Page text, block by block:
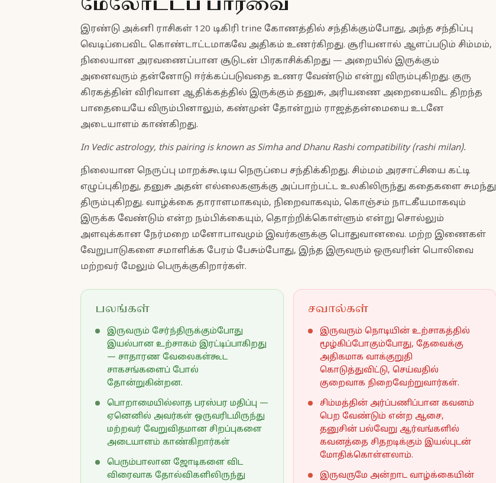
மேலோட்டப் பார்வை
இரண்டு அக்னி ராசிகள் 120 டிகிரி trine கோணத்தில் சந்திக்கும்போது, அந்த சந்திப்பு
வெடிப்பைவிட கொண்டாட்டமாகவே அதிகம் உணர்கிறது. சூரியனால் ஆளப்படும் சிம்மம்,
நிலையான அரவணைப்பான சூடுடன் பிரகாசிக்கிறது — அறையில் இருக்கும்
அனைவரும் தன்னோடு ஈர்க்கப்படுவதை உணர வேண்டும் என்று விரும்புகிறது. குரு
கிரகத்தின் விரிவான ஆதிக்கத்தில் இருக்கும் தனுசு, அரியணை அறையைவிட திறந்த
பாதையையே விரும்பினாலும், கண்முன் தோன்றும் ராஜத்தன்மையை உடனே
அடையாளம் காண்கிறது.
In Vedic astrology, this pairing is known as Simha and Dhanu Rashi compatibility (rashi milan).
நிலையான நெருப்பு மாறக்கூடிய நெருப்பை சந்திக்கிறது. சிம்மம் அரசாட்சியை கட்டி
எழுப்புகிறது, தனுசு அதன் எல்லைகளுக்கு அப்பாற்பட்ட உலகிலிருந்து கதைகளை சுமந்து
திரும்புகிறது. வாழ்க்கை தாராளமாகவும், நிறைவாகவும், கொஞ்சம் நாடகீயமாகவும்
இருக்க வேண்டும் என்ற நம்பிக்கையும், தொற்றிக்கொள்ளும் என்று சொல்லும்
அளவுக்கான நேர்மறை மனோபாவமும் இவர்களுக்கு பொதுவானவை. மற்ற இணைகள்
வேறுபாடுகளை சமாளிக்க பேரம் பேசும்போது, இந்த இருவரும் ஒருவரின் பொலிவை
மற்றவர் மேலும் பெருக்குகிறார்கள்.
பலங்கள்
இருவரும் சேர்ந்திருக்கும்போது
இயல்பான உற்சாகம் இரட்டிப்பாகிறது
— சாதாரண வேலைகள்கூட
சாகசங்களைப் போல்
தோன்றுகின்றன.
பொறாமையில்லாத பரஸ்பர மதிப்பு —
ஏனெனில் அவர்கள் ஒருவரிடமிருந்து
மற்றவர் வேறுவிதமான சிறப்புகளை
அடையாளம் காண்கிறார்கள்
பெரும்பாலான ஜோடிகளை விட
விரைவாக தோல்விகளிலிருந்து
சவால்கள்
இருவரும் நொடியின் உற்சாகத்தில்
மூழ்கிப்போகும்போது, தேவைக்கு
அதிகமாக வாக்குறுதி
கொடுத்துவிட்டு, செய்வதில்
குறைவாக நிறைவேற்றுவார்கள்.
சிம்மத்தின் அர்ப்பணிப்பான கவனம்
பெற வேண்டும் என்ற ஆசை,
தனுசின் பல்வேறு ஆர்வங்களில்
கவனத்தை சிதறடிக்கும் இயல்புடன்
மோதிக்கொள்ளலாம்.
இருவருமே அன்றாட வாழ்க்கையின்